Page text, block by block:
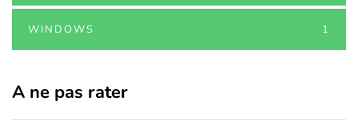
WINDOWS 1
A ne pas rater